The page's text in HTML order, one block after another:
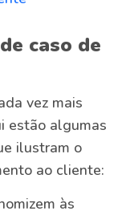
caso de
vez mais
estão algumas
ilustram o
ao cliente:
às